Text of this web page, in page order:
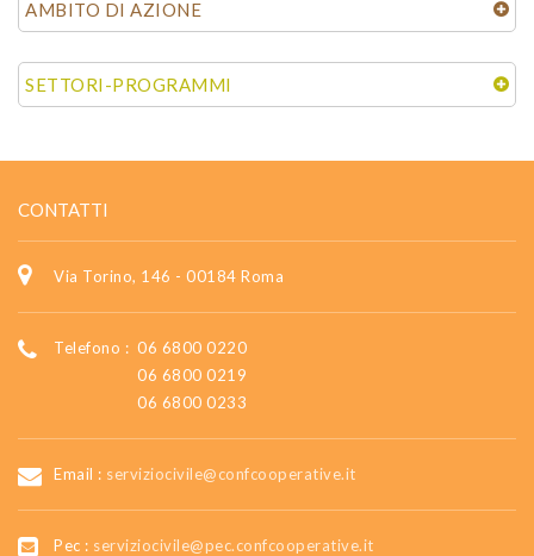
AMBITO DI AZIONE
SETTORI-PROGRAMMI
CONTATTI
Via Torino, 146 - 00184 Roma
Telefono : 06 6800 0220
06 6800 0219
06 6800 0233
Email : serviziocivile@confcooperative.it
Pec : serviziocivile@pec.confcooperative.it